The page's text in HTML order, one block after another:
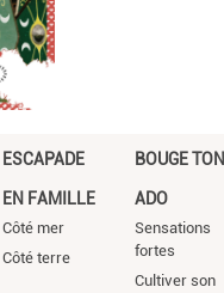
ESCAPADE
EN FAMILLE
Côté mer
Côté terre
BOUGE TON
ADO
Sensations
fortes
Cultiver son